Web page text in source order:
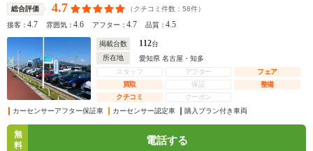
総合評価 4.7 （クチコミ件数： 58件）
接客：4.7 雰囲気：4.6 アフター：4.7 品質：4.5
掲載台数 112台
所在地
愛知県 名古屋・知多
スタッフ
アフター
フェア
買取
保証
整備
クチコミ
クーポン
カーセンサーアフター保証車
カーセンサー認定車 購入プラン付き車両
無
料
電話する